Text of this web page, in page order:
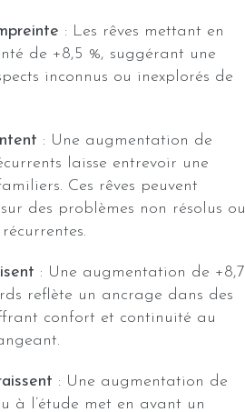
: Les rêves mettant en
de +8,5 %, suggérant une
inconnus ou inexplorés de
: Une augmentation de
laisse entrevoir une
Ces rêves peuvent
des problèmes non résolus ou
: Une augmentation de +8,7
reflète un ancrage dans des
confort et continuité au
: Une augmentation de
à l’étude met en avant un